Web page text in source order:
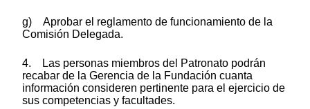
g) Aprobar el reglamento de funcionamiento de la
Comisión Delegada.
4. Las personas miembros del Patronato podrán
recabar de la Gerencia de la Fundación cuanta
información consideren pertinente para el ejercicio de
sus competencias y facultades.